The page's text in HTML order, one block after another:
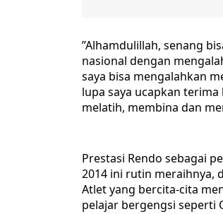
‎”Alhamdulillah, senang
nasional dengan
saya bisa mengalahkan
lupa saya ucapkan
melatih, membina dan
‎Prestasi Rendo sebagai
2014 ini rutin meraihnya,
Atlet yang bercita-cita
pelajar bergengsi seperti